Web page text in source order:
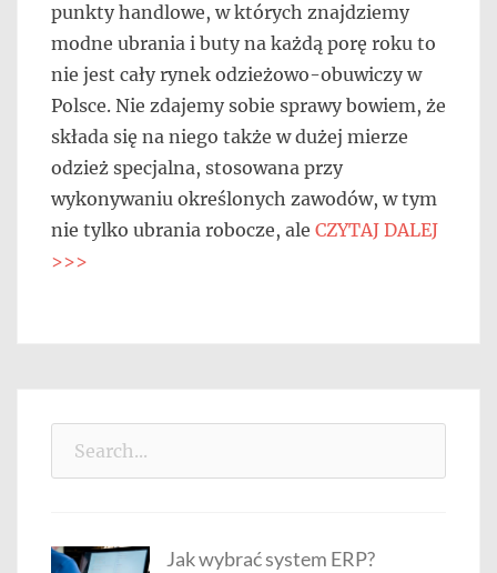
punkty handlowe, w których znajdziemy
modne ubrania i buty na każdą porę roku to
nie jest cały rynek odzieżowo-obuwiczy w
Polsce. Nie zdajemy sobie sprawy bowiem, że
składa się na niego także w dużej mierze
odzież specjalna, stosowana przy
wykonywaniu określonych zawodów, w tym
nie tylko ubrania robocze, ale CZYTAJ DALEJ
>>>
Jak wybrać system ERP?